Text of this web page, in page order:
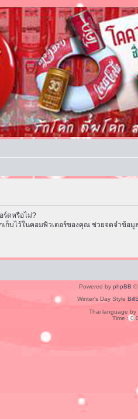
ร์ดหรือไม่?
ก็บไว้ในคอมพิวเตอร์ของคุณ ช่วยจดจำข้อมู
Powered by phpBB ©
Winter's Day Style
Thai language by
Time :